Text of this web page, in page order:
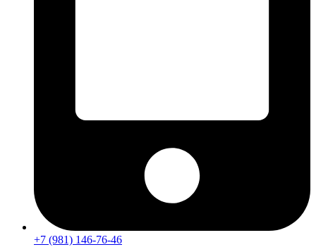
+7 (981) 146-76-46